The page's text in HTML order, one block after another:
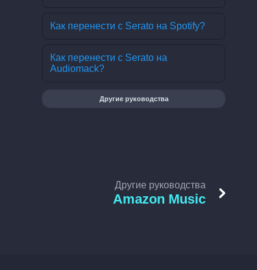
Как перенести с Serato на Spotify?
Как перенести с Serato на
Audiomack?
Другие руководства
Другие руководства
Amazon Music